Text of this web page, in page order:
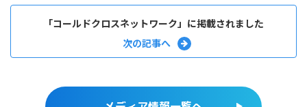
「コールドクロスネットワーク」に掲載されました